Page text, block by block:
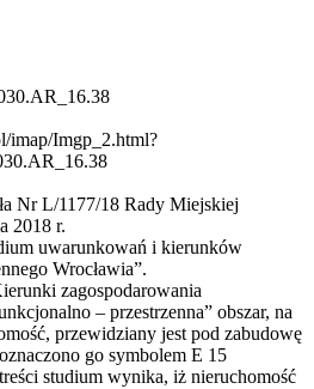
imap/Imgp_2.html?
Nr L/1177/18 Rady Miejskiej
2018 r.
uwarunkowań i kierunków
Wrocławia”.
zagospodarowania
– przestrzenna” obszar, na
przewidziany jest pod zabudowę
go symbolem E 15
studium wynika, iż nieruchomość